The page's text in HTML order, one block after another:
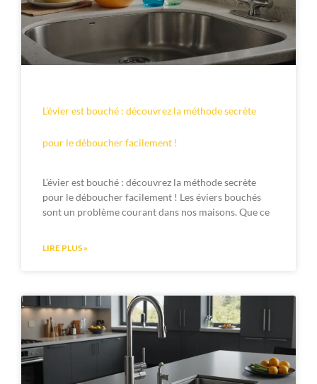
L’évier est bouché : découvrez la méthode secrète
pour le déboucher facilement !
L’évier est bouché : découvrez la méthode secrète
pour le déboucher facilement ! Les éviers bouchés
sont un problème courant dans nos maisons. Que ce
LIRE PLUS »